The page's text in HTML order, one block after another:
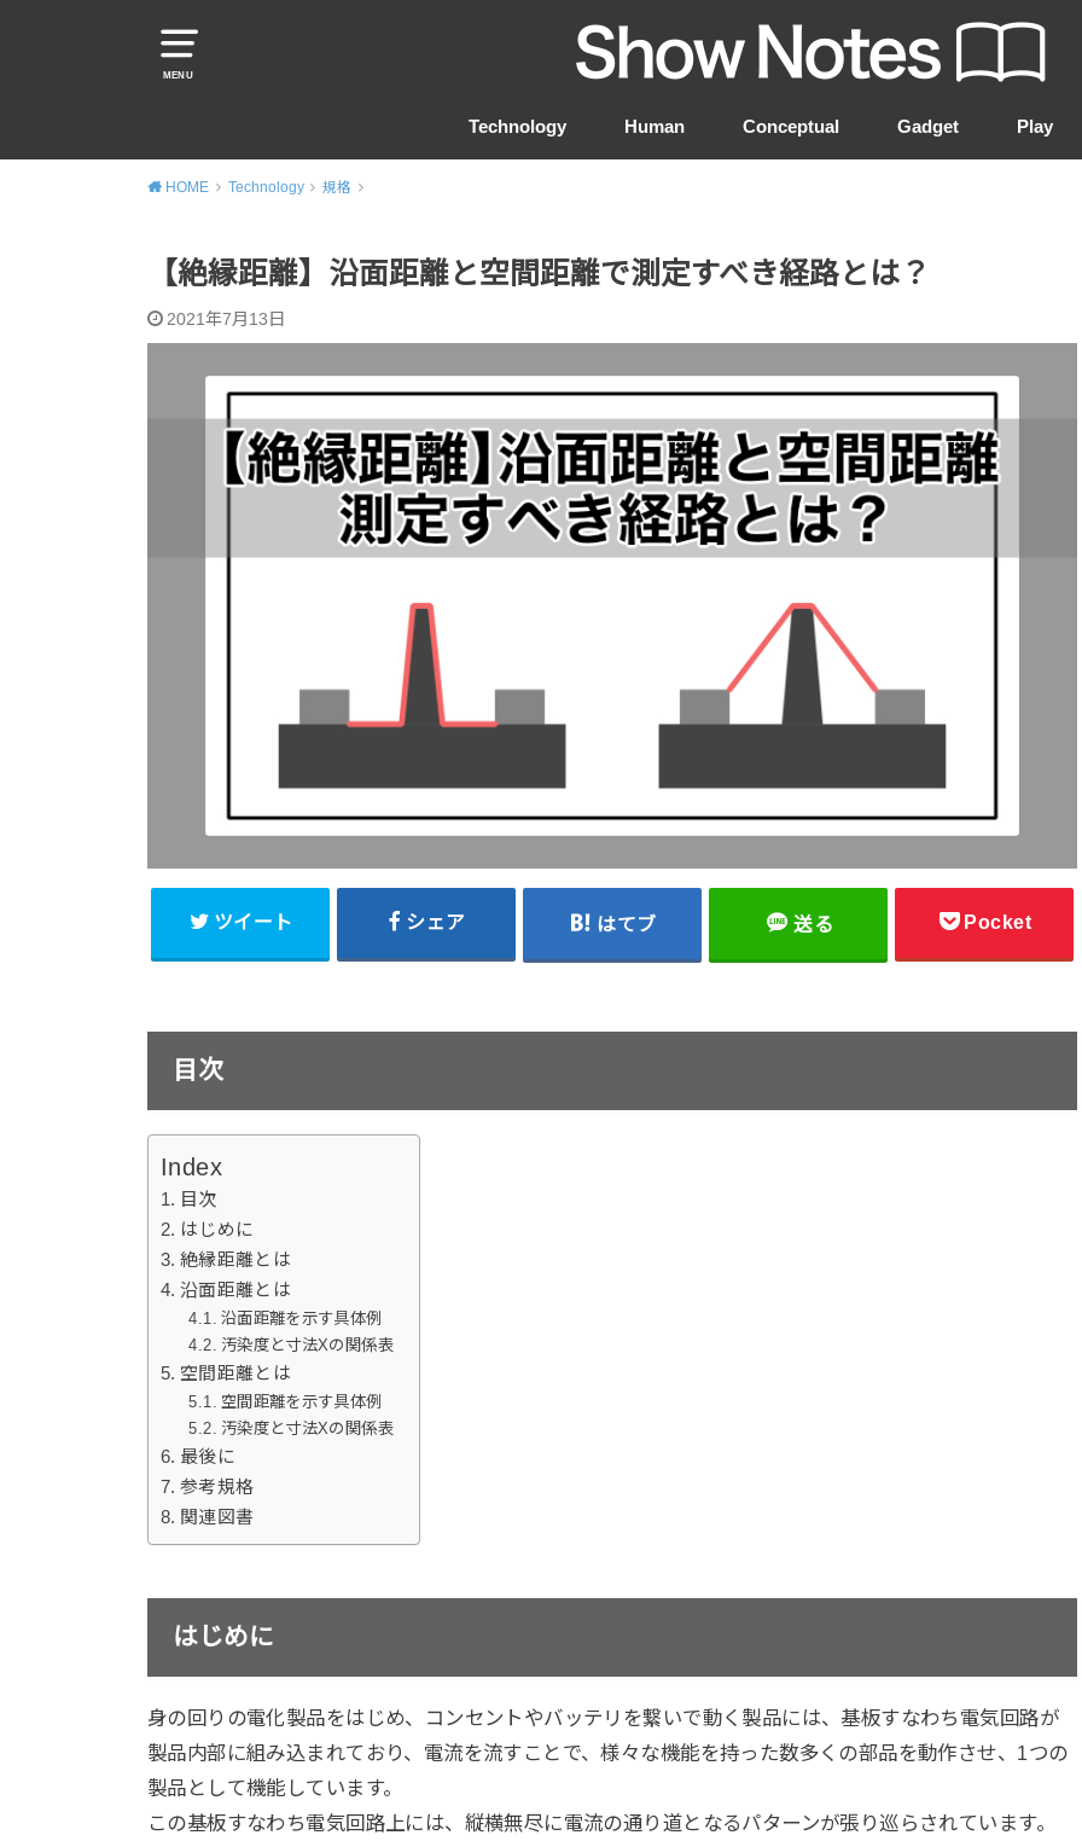
MENU
Technology Human Conceptual Gadget Play
HOME Technology 規格
【絶縁距離】沿面距離と空間距離で測定すべき経路とは？
2021年7月13日
ツイート シェア はてブ 送る Pocket
目次
Index
目次
はじめに
絶縁距離とは
沿面距離とは
沿面距離を示す具体例
汚染度と寸法Xの関係表
空間距離とは
空間距離を示す具体例
汚染度と寸法Xの関係表
最後に
参考規格
関連図書
はじめに
身の回りの電化製品をはじめ、コンセントやバッテリを繋いで動く製品には、基板すなわち電気回路が
製品内部に組み込まれており、電流を流すことで、様々な機能を持った数多くの部品を動作させ、1つの
製品として機能しています。
この基板すなわち電気回路上には、縦横無尽に電流の通り道となるパターンが張り巡らされています。